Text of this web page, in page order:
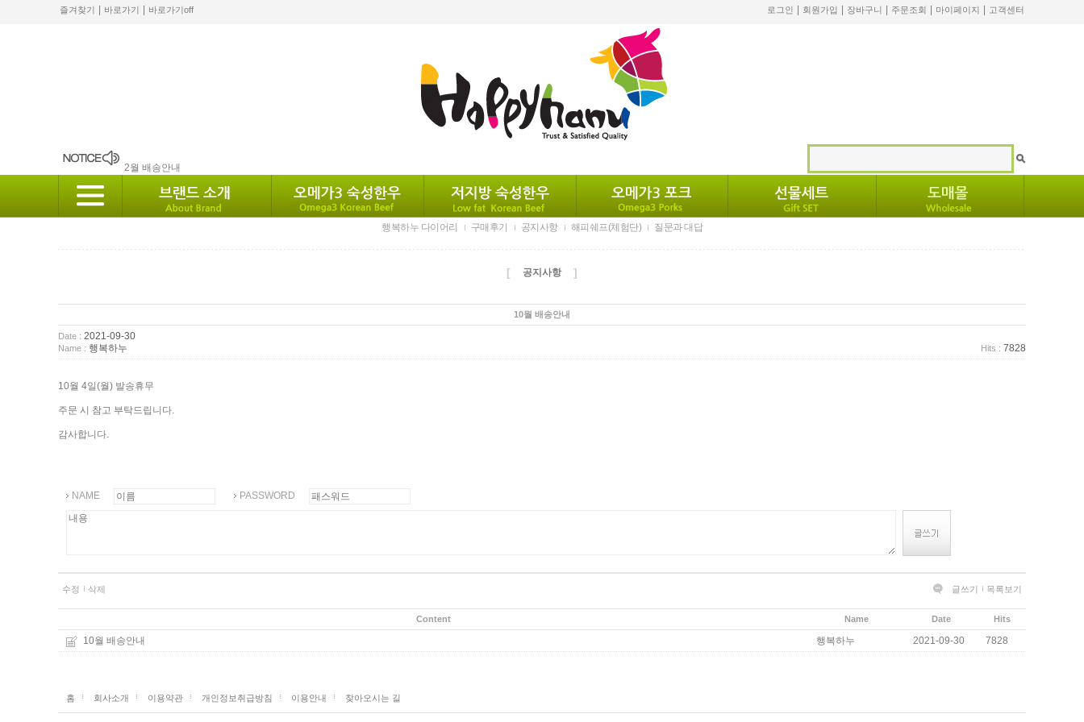
즐겨찾기 바로가기 바로가기off 로그인 회원가입 장바구니 주문조회 마이페이지 고객센터
2월 배송안내
배송안내
10월 배송안내
행복하누 다이어리
구매후기 공지사항 해피쉐프(체험단) 질문과 대답
[ 공지사항 ]
10월 배송안내
Date : 2021-09-30
Name : 행복하누 Hits : 7828
10월 4일(월) 발송휴무
주문 시 참고 부탁드립니다.
감사합니다.
NAME PASSWORD
수정 삭제 글쓰기 목록보기
Content Name Date Hits
10월 배송안내 행복하누 2021-09-30 7828
홈 회사소개 이용약관 개인정보취급방침 이용안내 찾아오시는 길